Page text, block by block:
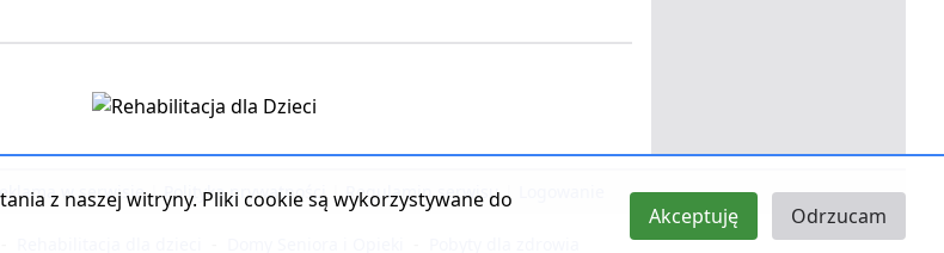
w serwisie | Polityka prywatności | Regulamin serwisu |
z naszej witryny. Pliki cookie są wykorzystywane do
Akceptuję Odrzucam